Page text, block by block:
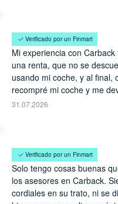
Elisa Ramírez
Mi experiencia con
una renta, que no se
usando mi coche, y al final,
recompré mi coche y me
31.07.2026
Verificado por un Finmart
Uriel Soto
Solo tengo cosas buenas
los asesores en Carback.
cordiales en su trato, ni se
Verificado por un Finmart